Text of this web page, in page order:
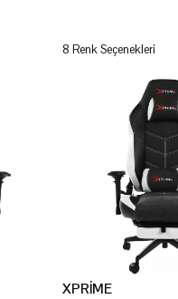
8 Renk Seçenekleri
XPRİME